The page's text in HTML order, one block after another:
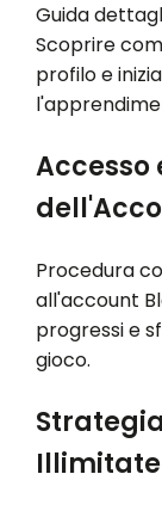
Guida
Scoprire
profilo e
Accesso
Procedura
all'account
progressi e
gioco.
Illimitate